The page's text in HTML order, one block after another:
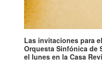
Las invitaciones para
Orquesta Sinfónica de
el lunes en la Casa